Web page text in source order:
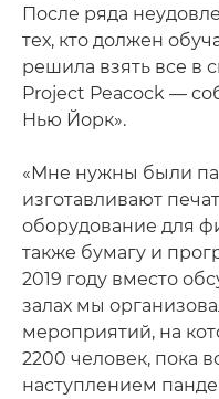
После ряда
тех, кто должен
решила взять все в
Project Peacock —
Нью Йорк».
«Мне нужны были
изготавливают
оборудование для
также бумагу и
2019 году вместо
залах мы
мероприятий, на
2200 человек, пока
наступлением